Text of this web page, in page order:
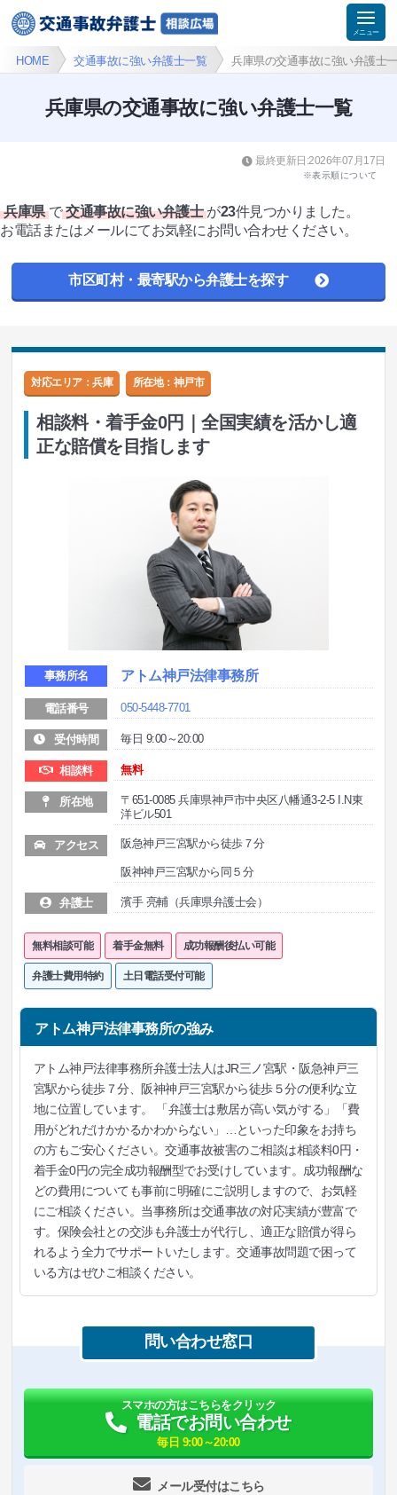
HOME 交通事故に強い弁護士一覧 兵庫県の交通事故に強い弁護士
兵庫県の交通事故に強い弁護士一覧
最終更新日:2026年07月17日
※表示順について
兵庫県 で 交通事故に強い弁護士 が23件見つかりました。
お電話またはメールにてお気軽にお問い合わせください。
市区町村・最寄駅から弁護士を探す
対応エリア：兵庫 所在地： 神戸市
相談料・着手金0円｜全国実績を活かし適
正な賠償を目指します
事務所名 アトム神戸法律事務所
電話番号 050-5448-7701
受付時間 毎日 9:00～20:00
相談料 無料
所在地
〒651-0085 兵庫県神戸市中央区八幡通3-2-5 I.N東
洋ビル501
アクセス 阪急神戸三宮駅から徒歩７分
阪神神戸三宮駅から同５分
弁護士 濱手 亮輔（兵庫県弁護士会）
無料相談可能 着手金無料 成功報酬後払い可能
弁護士費用特約 土日電話受付可能
アトム神戸法律事務所の強み
アトム神戸法律事務所弁護士法人はJR三ノ宮駅・阪急神戸三
宮駅から徒歩７分、阪神神戸三宮駅から徒歩５分の便利な立
地に位置しています。 「弁護士は敷居が高い気がする」「費
用がどれだけかかるかわからない」…といった印象をお持ち
の方もご安心ください。交通事故被害のご相談は相談料0円・
着手金0円の完全成功報酬型でお受けしています。成功報酬な
どの費用についても事前に明確にご説明しますので、お気軽
にご相談ください。当事務所は交通事故の対応実績が豊富で
す。保険会社との交渉も弁護士が代行し、適正な賠償が得ら
れるよう全力でサポートいたします。交通事故問題で困って
いる方はぜひご相談ください。
問い合わせ窓口
メール受付はこちら
スマホの方はこちらをクリック
電話でお問い合わせ
毎日 9:00～20:00